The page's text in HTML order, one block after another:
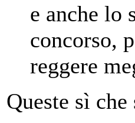
e anche lo
concorso,
reggere
Queste sì